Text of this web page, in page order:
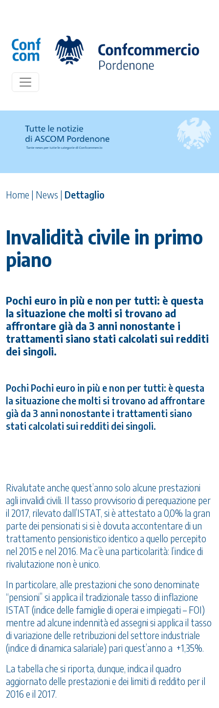
Home | News | Dettaglio
Invalidità civile in primo
piano
Pochi euro in più e non per tutti: è questa
la situazione che molti si trovano ad
affrontare già da 3 anni nonostante i
trattamenti siano stati calcolati sui redditi
dei singoli.
Pochi Pochi euro in più e non per tutti: è questa
la situazione che molti si trovano ad affrontare
già da 3 anni nonostante i trattamenti siano
stati calcolati sui redditi dei singoli.
Rivalutate anche quest’anno solo alcune prestazioni
agli invalidi civili. Il tasso provvisorio di perequazione per
il 2017, rilevato dall’ISTAT, si è attestato a 0,0% la gran
parte dei pensionati si si è dovuta accontentare di un
trattamento pensionistico identico a quello percepito
nel 2015 e nel 2016. Ma c’è una particolarità: l’indice di
rivalutazione non è unico.
In particolare, alle prestazioni che sono denominate
“pensioni” si applica il tradizionale tasso di inflazione
ISTAT (indice delle famiglie di operai e impiegati – FOI)
mentre ad alcune indennità ed assegni si applica il tasso
di variazione delle retribuzioni del settore industriale
(indice di dinamica salariale) pari quest’anno a +1,35%.
La tabella che si riporta, dunque, indica il quadro
aggiornato delle prestazioni e dei limiti di reddito per il
2016 e il 2017.